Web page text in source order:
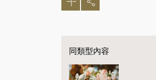
同類型內容